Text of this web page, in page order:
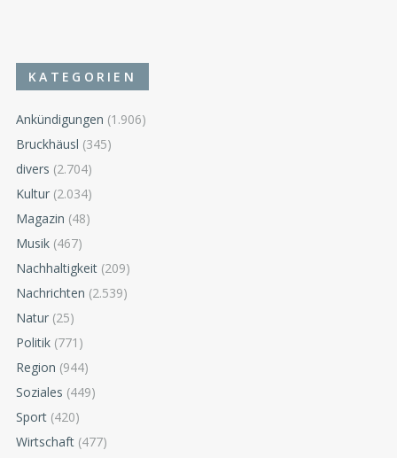
KATEGORIEN
Ankündigungen (1.906)
Bruckhäusl (345)
divers (2.704)
Kultur (2.034)
Magazin (48)
Musik (467)
Nachhaltigkeit (209)
Nachrichten (2.539)
Natur (25)
Politik (771)
Region (944)
Soziales (449)
Sport (420)
Wirtschaft (477)